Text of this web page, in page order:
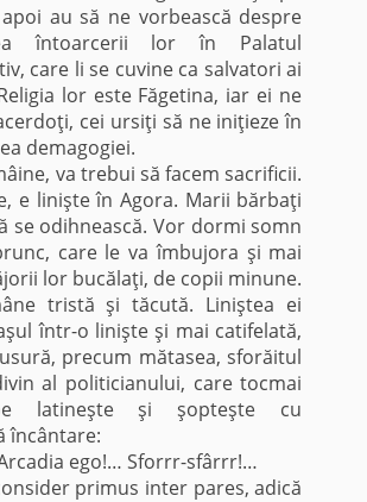
au să ne vorbească despre
întoarcerii lor în Palatul
care li se cuvine ca salvatori ai
lor este Făgetina, iar ei ne
cei ursiţi să ne iniţieze în
demagogiei.
va trebui să facem sacrificii.
e linişte în Agora. Marii bărbaţi
se odihnească. Vor dormi somn
care le va îmbujora şi mai
lor bucălaţi, de copii minune.
tristă şi tăcută. Liniştea ei
într-o linişte şi mai catifelată,
precum mătasea, sforăitul
al politicianului, care tocmai
latineşte şi şopteşte cu
încântare:
ego!… Sforrr-sfârrr!…
primus inter pares, adică